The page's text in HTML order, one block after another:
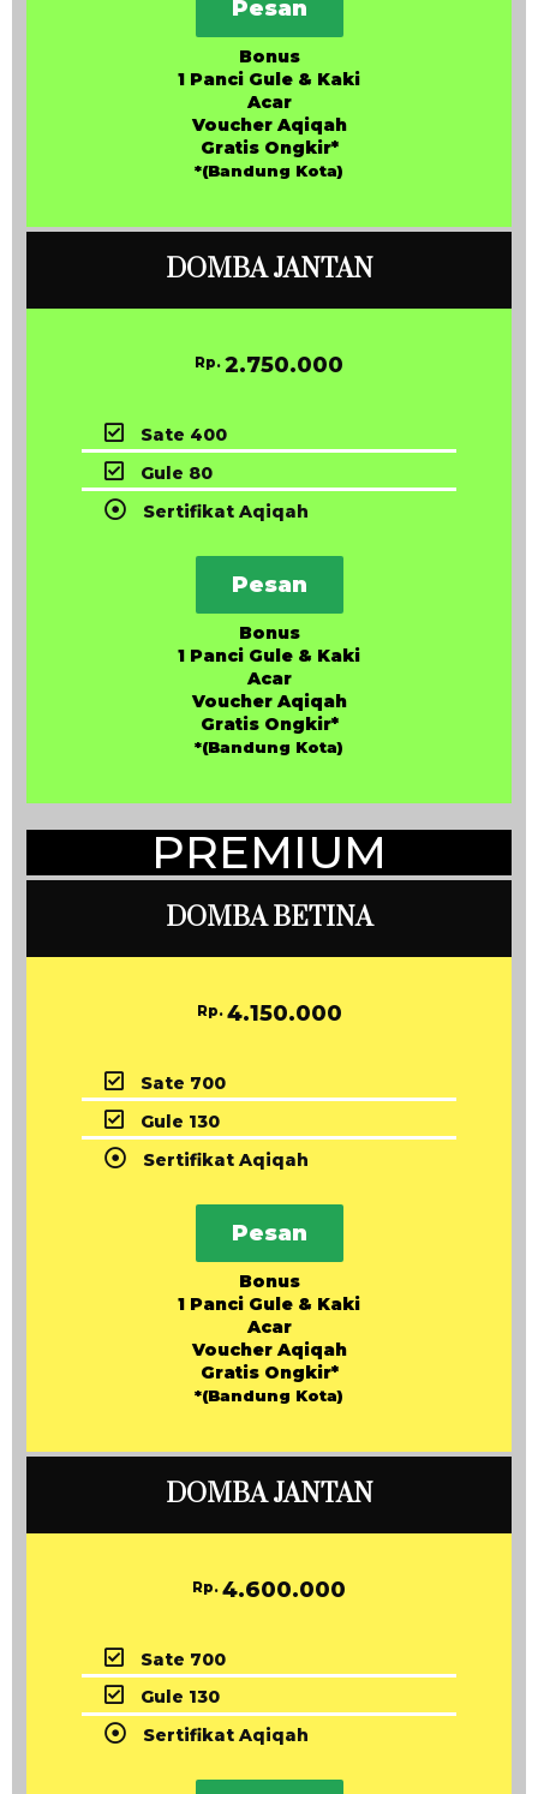
Pesan
Bonus
1 Panci Gule & Kaki
Acar
Voucher Aqiqah
Gratis Ongkir*
*(Bandung Kota)
DOMBA JANTAN
Rp. 2.750.000
Sate 400
Gule 80
Sertifikat Aqiqah
Pesan
Bonus
1 Panci Gule & Kaki
Acar
Voucher Aqiqah
Gratis Ongkir*
*(Bandung Kota)
PREMIUM
DOMBA BETINA
Rp. 4.150.000
Sate 700
Gule 130
Sertifikat Aqiqah
Pesan
Bonus
1 Panci Gule & Kaki
Acar
Voucher Aqiqah
Gratis Ongkir*
*(Bandung Kota)
DOMBA JANTAN
Rp. 4.600.000
Sate 700
Gule 130
Sertifikat Aqiqah